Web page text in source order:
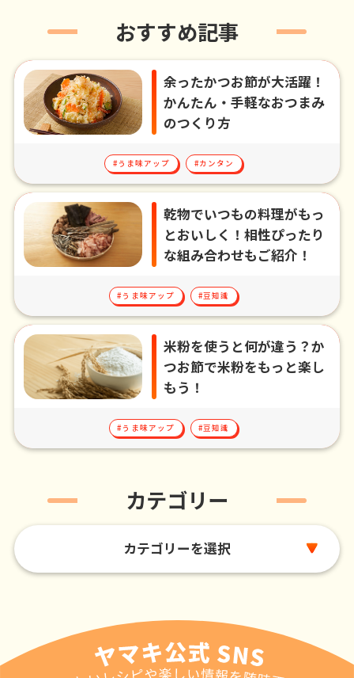
おすすめ記事
余ったかつお節が大活躍！
かんたん・手軽なおつまみ
のつくり方
#うま味アップ #カンタン
乾物でいつもの料理がもっ
とおいしく！相性ぴったり
な組み合わせもご紹介！
#うま味アップ #豆知識
米粉を使うと何が違う？か
つお節で米粉をもっと楽し
もう！
#うま味アップ #豆知識
カテゴリー
カテゴリーを選択
#たんぱく質 #健康 #うま味アップ